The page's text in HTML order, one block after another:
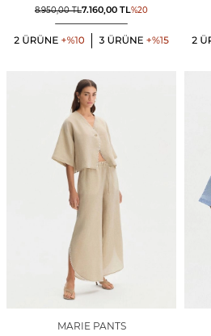
8.950,00TL7.160,00 TL%20
MARIE PANTS